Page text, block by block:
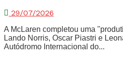
29/07/2026
A McLaren completou uma
Lando Norris, Oscar Piastri e
Autódromo Internacional do...